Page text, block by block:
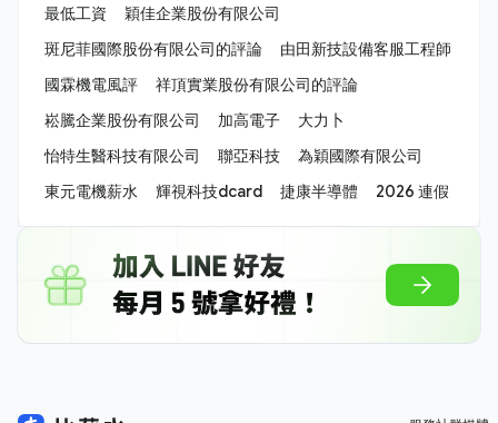
最低工資
穎佳企業股份有限公司
斑尼菲國際股份有限公司的評論
由田新技設備客服工程師
國霖機電風評
祥頂實業股份有限公司的評論
崧騰企業股份有限公司
加高電子
大力卜
怡特生醫科技有限公司
聯亞科技
為穎國際有限公司
東元電機薪水
輝視科技dcard 捷康半導體 2026 連假